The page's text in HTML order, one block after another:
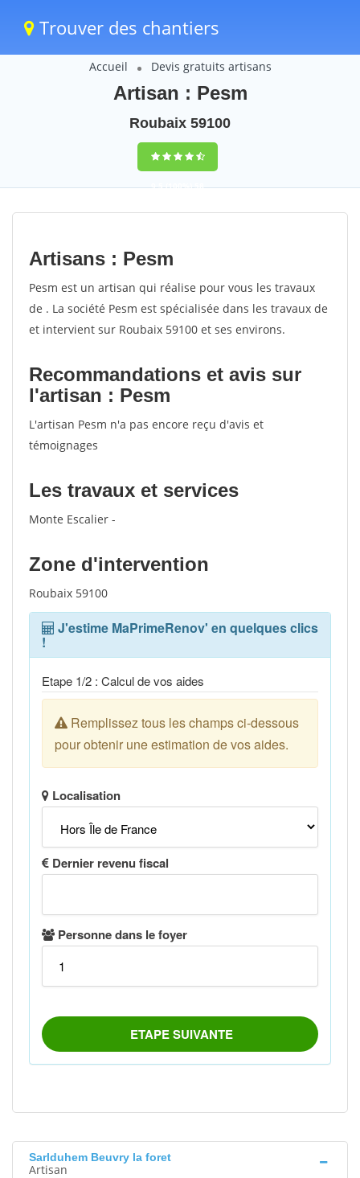
Trouver des chantiers
Accueil Devis gratuits artisans
Artisan : Pesm
Roubaix 59100
9,5(100%)58
votes
Artisans : Pesm
Pesm est un artisan qui réalise pour vous les travaux
de . La société Pesm est spécialisée dans les travaux de
et intervient sur Roubaix 59100 et ses environs.
Recommandations et avis sur
l'artisan : Pesm
L'artisan Pesm n'a pas encore reçu d'avis et
témoignages
Les travaux et services
Monte Escalier -
Zone d'intervention
Roubaix 59100
Sarlduhem Beuvry la foret
Artisan